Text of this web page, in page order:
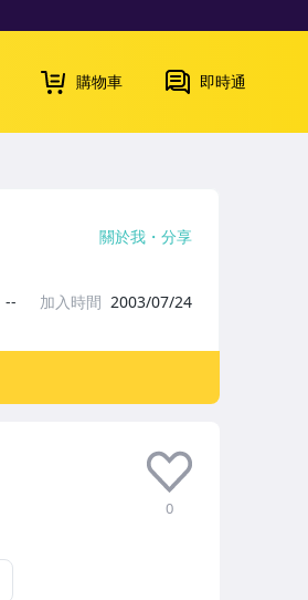
購物車 即時通
0
關於我 分享
-- 加入時間 2003/07/24